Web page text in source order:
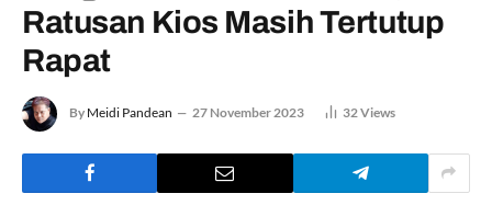
Ratusan Kios Masih Tertutup
Rapat
By Meidi Pandean 27 November 2023 32Views